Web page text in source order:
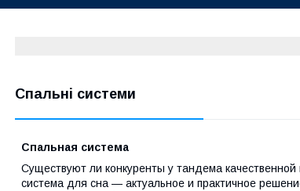
Спальні системи
Спальная система
Существуют ли конкуренты у тандема
система для сна — актуальное и практичное